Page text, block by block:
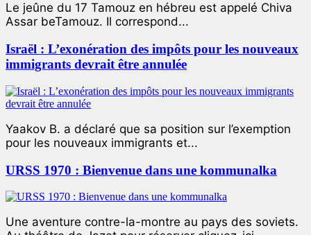
Le jeûne du 17 Tamouz en hébreu est appelé Chiva
Assar beTamouz. Il correspond...
Israël : L’exonération des impôts pour les nouveaux
immigrants devrait être annulée
Yaakov B. a déclaré que sa position sur l’exemption
pour les nouveaux immigrants et...
URSS 1970 : Bienvenue dans une kommunalka
Une aventure contre-la-montre au pays des soviets.